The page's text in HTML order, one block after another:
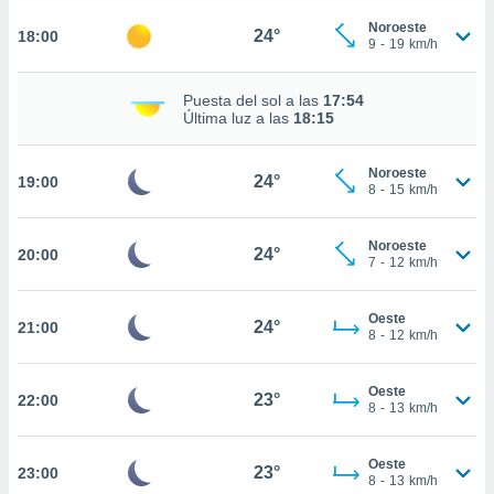
que
sean
para
ni para
no
web a
18:00 24°
Noroeste
9 - 19 km/h
Puesta del sol a las 17:54
Última luz a las 18:15
19:00 24°
Noroeste
8 - 15 km/h
20:00 24°
Noroeste
7 - 12 km/h
21:00 24°
Oeste
8 - 12 km/h
22:00 23°
Oeste
8 - 13 km/h
23:00 23°
Oeste
8 - 13 km/h